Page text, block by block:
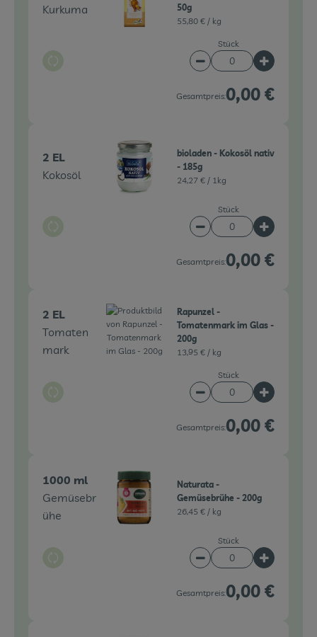
Kurkuma
Auswahl ändern
50g
55,80 € / kg
Stück
Artikelanzahl
Gesamtpreis:0,00 €
2 EL
Kokosöl
Auswahl ändern
bioladen - Kokosöl nativ
- 185g
24,27 € / 1kg
Stück
Artikelanzahl
Gesamtpreis:0,00 €
2 EL
Tomaten
mark
Auswahl ändern
Rapunzel -
Tomatenmark im Glas -
200g
13,95 € / kg
Stück
Artikelanzahl
Gesamtpreis:0,00 €
1000 ml
Gemüsebr
ühe
Auswahl ändern
Naturata -
Gemüsebrühe - 200g
26,45 € / kg
Stück
Artikelanzahl
Gesamtpreis:0,00 €